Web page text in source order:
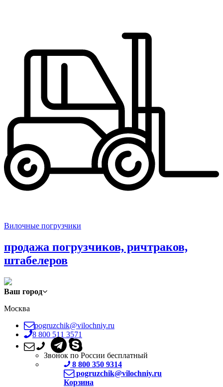
Вилочные погрузчики
продажа погрузчиков, ричтраков,
штабелеров
Ваш город
Москва
pogruzchik@vilochniy.ru
8 800 511 3571
Звонок по России бесплатный
8 800 350 9314
pogruzchik@vilochniy.ru
Корзина